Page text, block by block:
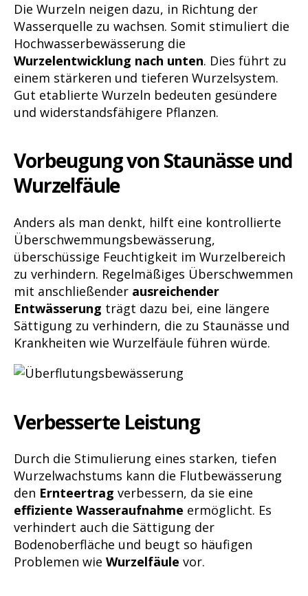
Die Wurzeln neigen dazu, in Richtung der
Wasserquelle zu wachsen. Somit stimuliert die
Hochwasserbewässerung die
Wurzelentwicklung nach unten. Dies führt zu
einem stärkeren und tieferen Wurzelsystem.
Gut etablierte Wurzeln bedeuten gesündere
und widerstandsfähigere Pflanzen.
Vorbeugung von Staunässe und
Wurzelfäule
Anders als man denkt, hilft eine kontrollierte
Überschwemmungsbewässerung,
überschüssige Feuchtigkeit im Wurzelbereich
zu verhindern. Regelmäßiges Überschwemmen
mit anschließender ausreichender
Entwässerung trägt dazu bei, eine längere
Sättigung zu verhindern, die zu Staunässe und
Krankheiten wie Wurzelfäule führen würde.
Verbesserte Leistung
Durch die Stimulierung eines starken, tiefen
Wurzelwachstums kann die Flutbewässerung
den Ernteertrag verbessern, da sie eine
effiziente Wasseraufnahme ermöglicht. Es
verhindert auch die Sättigung der
Bodenoberfläche und beugt so häufigen
Problemen wie Wurzelfäule vor.